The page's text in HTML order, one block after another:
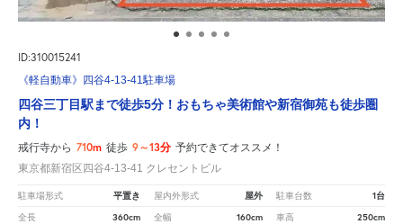
ID:310015241
《軽自動車》四谷4-13-41駐車場
四谷三丁目駅まで徒歩5分！おもちゃ美術館や新宿御苑も徒歩圏
内！
戒行寺から 710m 徒歩 9～13分 予約できてオススメ！
東京都新宿区四谷4-13-41 クレセントビル
駐車場形式 平置き 屋内外形式 屋外 駐車台数 1台
全長 360cm 全幅 160cm 車高 250cm